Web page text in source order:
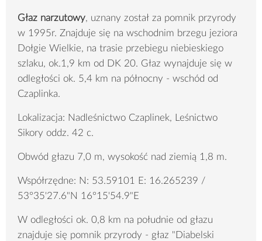
Głaz narzutowy, uznany został za pomnik przyrody
w 1995r. Znajduje się na wschodnim brzegu jeziora
Dołgie Wielkie, na trasie przebiegu niebieskiego
szlaku, ok.1,9 km od DK 20. Głaz wynajduje się w
odległości ok. 5,4 km na północny - wschód od
Czaplinka.
Lokalizacja: Nadleśnictwo Czaplinek, Leśnictwo
Sikory oddz. 42 c.
Obwód głazu 7,0 m, wysokość nad ziemią 1,8 m.
Współrzędne: N: 53.59101 E: 16.265239 /
53°35'27.6"N 16°15'54.9"E
W odległości ok. 0,8 km na południe od głazu
znajduje się pomnik przyrody - głaz "Diabelski